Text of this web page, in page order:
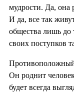
мудрости. Да, она
И да, все так
общества лишь до
своих поступков
Противоположный
Он роднит
будет всегда